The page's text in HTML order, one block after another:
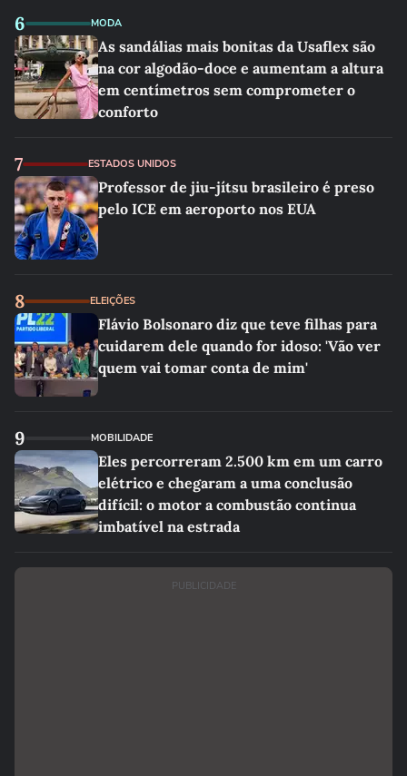
6 MODA
As sandálias mais bonitas da Usaflex são
na cor algodão-doce e aumentam a altura
em centímetros sem comprometer o
conforto
7 ESTADOS UNIDOS
Professor de jiu-jítsu brasileiro é preso
pelo ICE em aeroporto nos EUA
8 ELEIÇÕES
Flávio Bolsonaro diz que teve filhas para
cuidarem dele quando for idoso: 'Vão ver
quem vai tomar conta de mim'
9 MOBILIDADE
Eles percorreram 2.500 km em um carro
elétrico e chegaram a uma conclusão
difícil: o motor a combustão continua
imbatível na estrada
PUBLICIDADE